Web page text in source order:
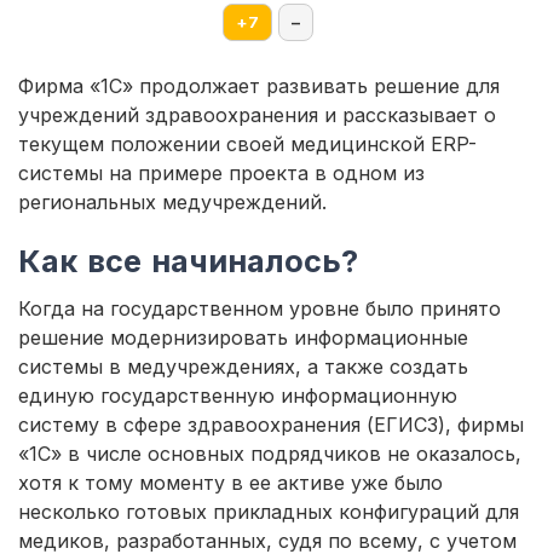
+7 –
Фирма «1С» продолжает развивать решение для
учреждений здравоохранения и рассказывает о
текущем положении своей медицинской ERP-
системы на примере проекта в одном из
региональных медучреждений.
Как все начиналось?
Когда на государственном уровне было принято
решение модернизировать информационные
системы в медучреждениях, а также создать
единую государственную информационную
систему в сфере здравоохранения (ЕГИСЗ), фирмы
«1С» в числе основных подрядчиков не оказалось,
хотя к тому моменту в ее активе уже было
несколько готовых прикладных конфигураций для
медиков, разработанных, судя по всему, с учетом